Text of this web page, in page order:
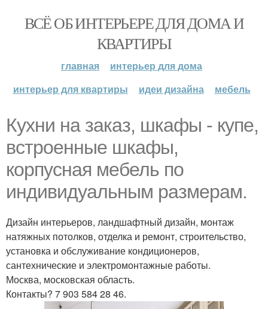
ВСЁ ОБ ИНТЕРЬЕРЕ ДЛЯ ДОМА И
КВАРТИРЫ
главная
интерьер для дома
интерьер для квартиры
идеи дизайна мебель
Кухни на заказ, шкафы - купе,
встроенные шкафы,
корпусная мебель по
индивидуальным размерам.
Дизайн интерьеров, ландшафтный дизайн, монтаж
натяжных потолков, отделка и ремонт, строительство,
установка и обслуживание кондиционеров,
сантехнические и электромонтажные работы.
Москва, московская область.
Контакты? 7 903 584 28 46.